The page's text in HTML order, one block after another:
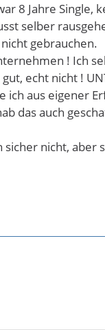
8 Jahre Single,
selber
gebrauchen.
! Ich
echt nicht !
ich aus eigener
das auch
nicht, aber